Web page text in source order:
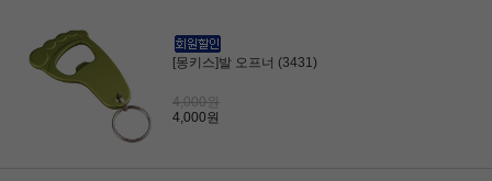
[몽키스]발 오프너 (3431)
4,000원
4,000원